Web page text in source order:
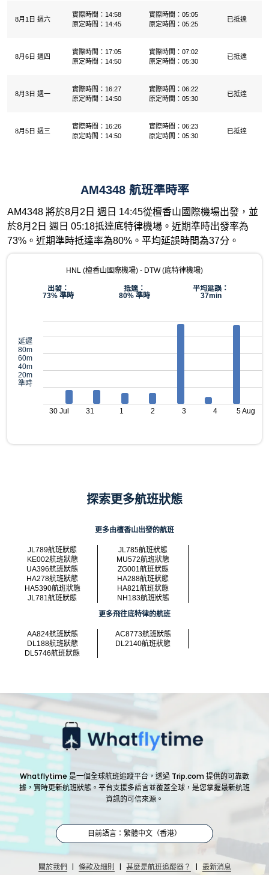
8月1日 週六
實際時間：14:58
原定時間：14:45
實際時間：05:05
原定時間：05:25
已抵達
8月6日 週四
實際時間：17:05
原定時間：14:50
實際時間：07:02
原定時間：05:30
已抵達
8月3日 週一
實際時間：16:27
原定時間：14:50
實際時間：06:22
原定時間：05:30
已抵達
8月5日 週三
實際時間：16:26
原定時間：14:50
實際時間：06:23
原定時間：05:30
已抵達
AM4348 航班準時率
AM4348 將於8月2日 週日 14:45從檀香山國際機場出發，並
於8月2日 週日 05:18抵達底特律機場。近期準時出發率為
73%。近期準時抵達率為80%。平均延誤時間為37分。
HNL (檀香山國際機場) - DTW (底特律機場)
出發：
73% 準時
抵達：
80% 準時
平均延誤：
37min
延遲
80m
60m
40m
20m
準時
30 Jul 31 1 2 3 4 5 Aug
探索更多航班狀態
更多由檀香山出發的航班
JL789航班狀態
JL785航班狀態
KE002航班狀態
MU572航班狀態
UA396航班狀態
ZG001航班狀態
HA278航班狀態
HA288航班狀態
HA5390航班狀態
HA821航班狀態
JL781航班狀態
NH183航班狀態
更多飛往底特律的航班
AA824航班狀態
AC8773航班狀態
DL188航班狀態
DL2140航班狀態
DL5746航班狀態
Whatflytime 是一個全球航班追蹤平台，透過 Trip.com 提供的可靠數
據，實時更新航班狀態。平台支援多語言並覆蓋全球，是您掌握最新航班
資訊的可信來源。
目前語言：繁體中文（香港）
關於我們 | 條款及細則 | 甚麼是航班追蹤器？ | 最新消息